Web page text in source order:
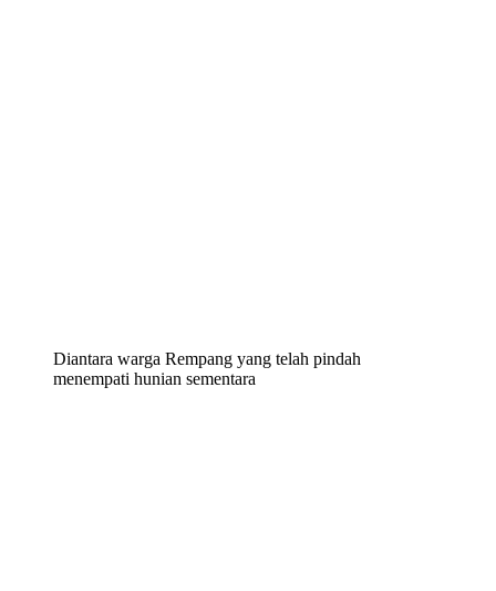
Diantara warga Rempang yang telah pindah
menempati hunian sementara